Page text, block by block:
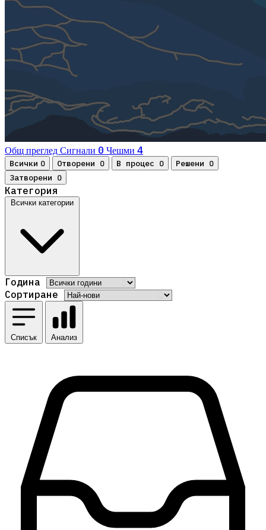
Общ преглед Сигнали 0 Чешми 4
Всички 0 Отворени 0 В процес 0 Решени 0
Затворени 0
Категория
Всички категории
Година
Сортиране
Списък Анализ